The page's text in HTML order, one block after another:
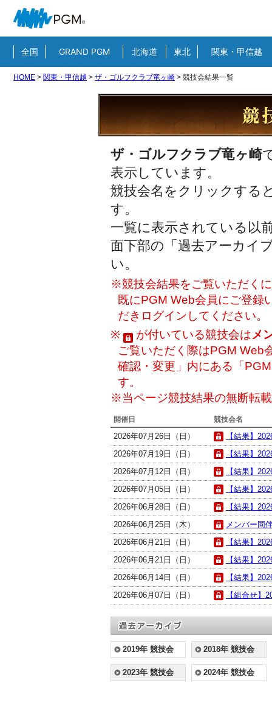
全国 GRAND PGM 北海道 東北 関東・甲信越
HOME > 関東・甲信越 > ザ・ゴルフクラブ竜ヶ崎 > 競技会結果一覧
ザ・ゴルフクラブ竜ヶ崎
表示しています。
競技会名をクリックする
す。
一覧に表示されている以
面下部の「過去アーカイ
い。
※競技会結果をご覧いただく
既にPGM Web会員にご登録
だきログインしてください。
※
が付いている競技会はメ
ご覧いただく際はPGM Web
確認・変更」内にある「
す。
※当ページ競技結果の無断転
開催日 競技会名
2026年07月26日（日）
【結果】
2026年07月19日（日）
【結果】
2026年07月12日（日）
【結果】
2026年07月05日（日）
【結果】
2026年06月28日（日）
【結果】
2026年06月25日（木）
メンバー同
2026年06月21日（日）
【結果】
2026年06月21日（日）
【結果】
2026年06月14日（日）
【結果】
2026年06月07日（日）
【組合せ】
2019年 競技会 2018年 競技会
2023年 競技会 2024年 競技会